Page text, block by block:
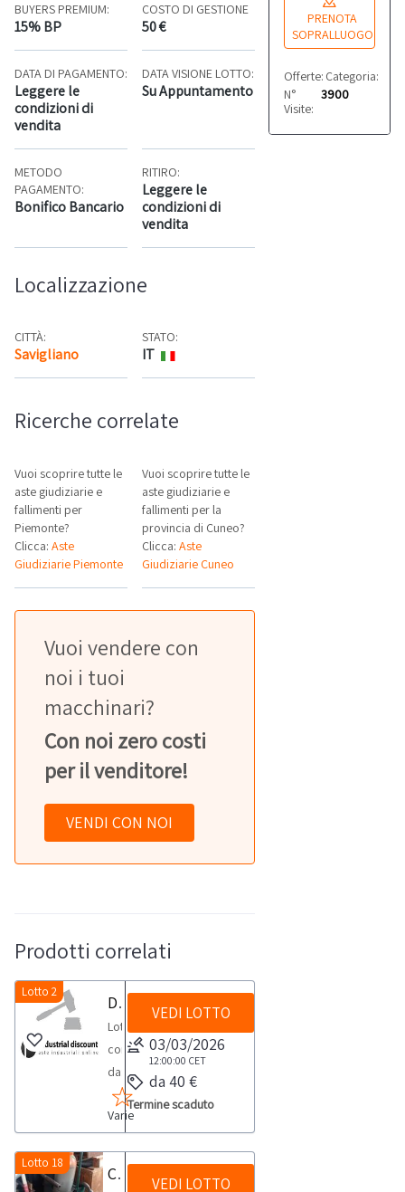
PRENOTA
SOPRALLUOGO
Offerte: 0
Categoria:
N°
Visite:
3900
BUYERS PREMIUM:
15% BP
COSTO DI GESTIONE
50 €
DATA DI PAGAMENTO:
Leggere le
condizioni di
vendita
DATA VISIONE LOTTO:
Su Appuntamento
METODO
PAGAMENTO:
Bonifico Bancario
RITIRO:
Leggere le
condizioni di
vendita
Localizzazione
CITTÀ:
Savigliano Mappa
STATO:
IT
Ricerche correlate
Vuoi scoprire tutte le
aste giudiziarie e
fallimenti per
Piemonte?
Clicca: Aste
Giudiziarie Piemonte
Vuoi scoprire tutte le
aste giudiziarie e
fallimenti per la
provincia di Cuneo?
Clicca:Aste
Giudiziarie Cuneo
Vuoi vendere con
noi i tuoi
macchinari?
Con noi zero costi
per il venditore!
VENDI CON NOI
Prodotti correlati
Lotto 2
Dispenser e igienizzanti
Lotto
composto
da:-
Dispenser
Automat.
73-
Varie
VEDI LOTTO
03/03/2026
12:00:00 CET
da 40 €
Termine scaduto
Lotto 18
Carrello con Due bombole VEDI LOTTO